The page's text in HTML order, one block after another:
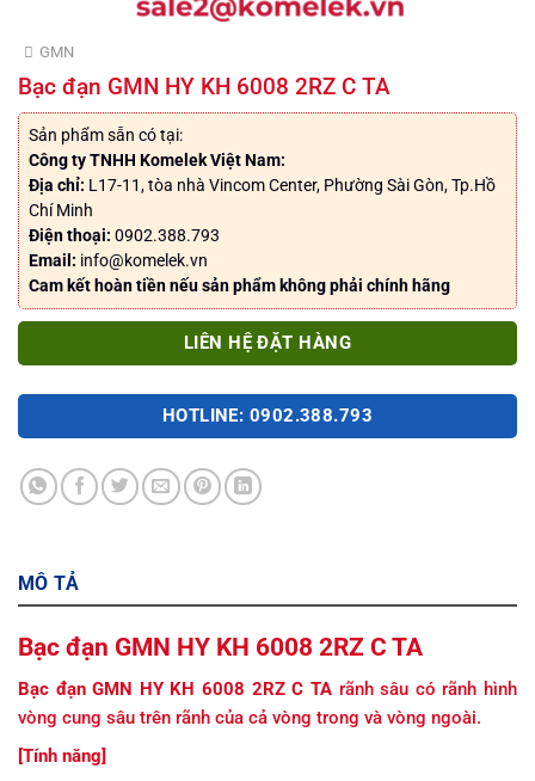
GMN
Bạc đạn GMN HY KH 6008 2RZ C TA
Sản phẩm sẵn có tại:
Công ty TNHH Komelek Việt Nam:
Địa chỉ: L17-11, tòa nhà Vincom Center, Phường Sài Gòn, Tp.Hồ
Chí Minh
Điện thoại: 0902.388.793
Email: info@komelek.vn
Cam kết hoàn tiền nếu sản phẩm không phải chính hãng
LIÊN HỆ ĐẶT HÀNG
HOTLINE: 0902.388.793
MÔ TẢ
Bạc đạn GMN HY KH 6008 2RZ C TA
Bạc đạn GMN HY KH 6008 2RZ C TA rãnh sâu có rãnh hình
vòng cung sâu trên rãnh của cả vòng trong và vòng ngoài.
[Tính năng]